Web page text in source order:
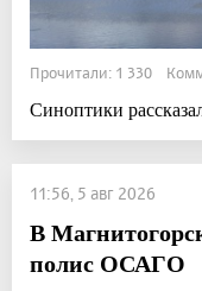
Прочитали: 1 330
Синоптики
11:56, 5 авг 2026
В
полис ОСАГО